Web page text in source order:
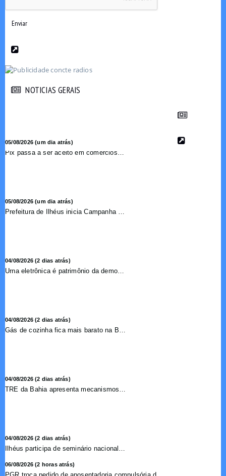
Enviar
NOTICIAS GERAIS
05/08/2026 (um dia atrás)
Pix passa a ser aceito em comércios de oito países e amplia opções de pagamento para brasileiros no exterior
05/08/2026 (um dia atrás)
Prefeitura de Ilhéus inicia Campanha de Multivacinação 2026
04/08/2026 (2 dias atrás)
Urna eletrônica é patrimônio da democracia, diz presidente do TSE
04/08/2026 (2 dias atrás)
Gás de cozinha fica mais barato na Bahia após redução de 7,1%
04/08/2026 (2 dias atrás)
TRE da Bahia apresenta mecanismos de segurança das urnas e nova ordem de votação para eleições
04/08/2026 (2 dias atrás)
Ilhéus participa de seminário nacional sobre turismo sustentável e captação de investimentos
06/08/2026 (2 horas atrás)